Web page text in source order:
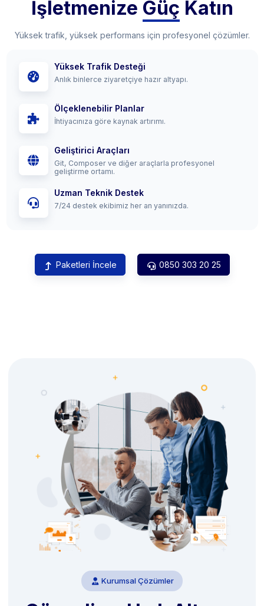
İşletmenize Güç Katın
Yüksek trafik, yüksek performans için profesyonel çözümler.
Yüksek Trafik Desteği
Anlık binlerce ziyaretçiye hazır altyapı.
Ölçeklenebilir Planlar
İhtiyacınıza göre kaynak artırımı.
Geliştirici Araçları
Git, Composer ve diğer araçlarla profesyonel
geliştirme ortamı.
Uzman Teknik Destek
7/24 destek ekibimiz her an yanınızda.
Paketleri İncele 0850 303 20 25
Kurumsal Çözümler